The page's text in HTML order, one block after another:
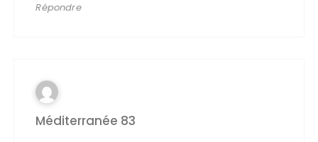
Répondre
Méditerranée 83